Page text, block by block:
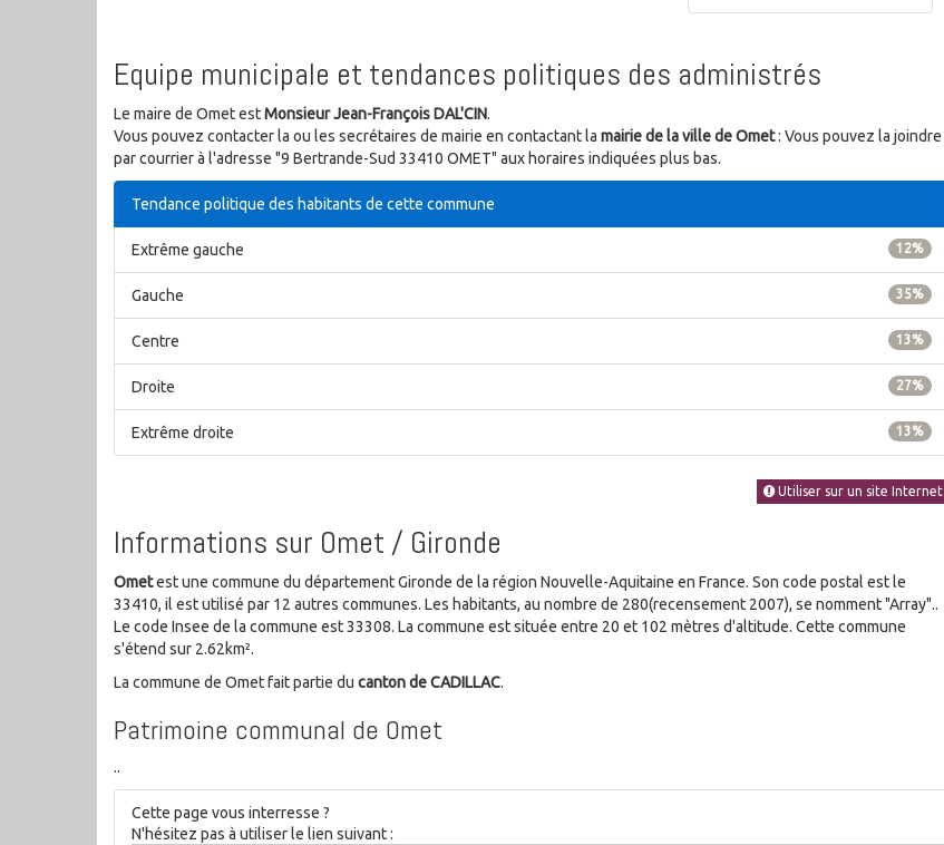
Equipe municipale et tendances politiques des administrés
Le maire de Omet estMonsieur Jean-François DAL'CIN.
Vous pouvez contacter la ou les secrétaires de mairie en contactant la mairie de la ville de Omet: Vous pouvez la joindre
par courrier à l'adresse "9 Bertrande-Sud 33410 OMET" aux horaires indiquées plus bas.
Tendance politique des habitants de cette commune
12%
Extrême gauche
35%
Gauche
13%
Centre
27%
Droite
13%
Extrême droite
Utiliser sur un site Internet
Informations sur Omet / Gironde
Ometest une commune du département Gironde de la région Nouvelle-Aquitaine en France. Son code postal est le
33410, il est utilisé par 12 autres communes. Les habitants, au nombre de 280(recensement 2007), se nomment "Array"..
Le code Insee de la commune est 33308. La commune est située entre 20 et 102 mètres d'altitude. Cette commune
s'étend sur 2.62km².
La commune de Omet fait partie du canton de CADILLAC.
Patrimoine communal de Omet
..
Cette page vous interresse ?
N'hésitez pas à utiliser le lien suivant :